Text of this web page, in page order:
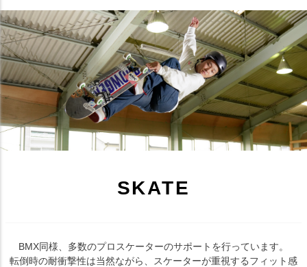
SKATE
BMX同様、多数のプロスケーターのサポートを行っています。
転倒時の耐衝撃性は当然ながら、スケーターが重視するフィット感